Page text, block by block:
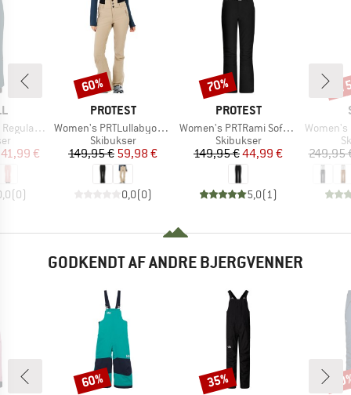
Pants
pris
41,99 €
(0)
MÆRKE
PROTEST
Artikel
Women's PRTLullabyos Snowpants
Produktgruppe
Skibukser
Pris
149,95 €Nedsat pris
59,98 €
0,0(0)
Rabat
60%
MÆRKE
PROTEST
Artikel
Women's PRTRami Softshell Snowpants
Produktgruppe
Skibukser
Pris
149,95 €Nedsat pris
44,99 €
5,0(1 )
Rabat
70%
Artikel
Women's
249,95
GODKENDT AF ANDRE BJERGVENNER
Rabat
60% Rabat
35%